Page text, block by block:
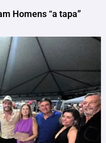
Homens “a tapa”